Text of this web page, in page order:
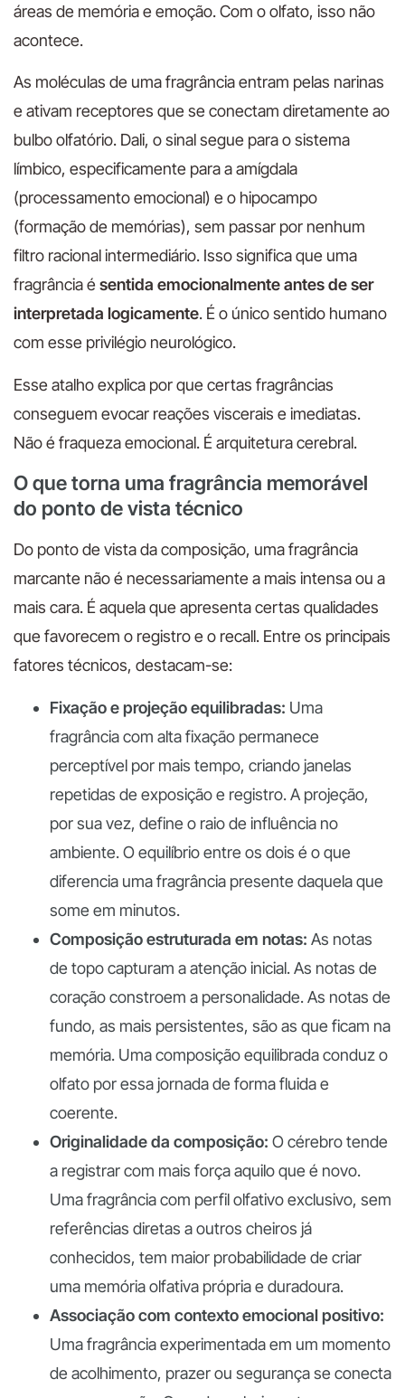
áreas de memória e emoção. Com o olfato, isso não
acontece.
As moléculas de uma fragrância entram pelas narinas
e ativam receptores que se conectam diretamente ao
bulbo olfatório. Dali, o sinal segue para o sistema
límbico, especificamente para a amígdala
(processamento emocional) e o hipocampo
(formação de memórias), sem passar por nenhum
filtro racional intermediário. Isso significa que uma
fragrância é sentida emocionalmente antes de ser
interpretada logicamente. É o único sentido humano
com esse privilégio neurológico.
Esse atalho explica por que certas fragrâncias
conseguem evocar reações viscerais e imediatas.
Não é fraqueza emocional. É arquitetura cerebral.
O que torna uma fragrância memorável
do ponto de vista técnico
Do ponto de vista da composição, uma fragrância
marcante não é necessariamente a mais intensa ou a
mais cara. É aquela que apresenta certas qualidades
que favorecem o registro e o recall. Entre os principais
fatores técnicos, destacam-se:
Fixação e projeção equilibradas: Uma
fragrância com alta fixação permanece
perceptível por mais tempo, criando janelas
repetidas de exposição e registro. A projeção,
por sua vez, define o raio de influência no
ambiente. O equilíbrio entre os dois é o que
diferencia uma fragrância presente daquela que
some em minutos.
Composição estruturada em notas: As notas
de topo capturam a atenção inicial. As notas de
coração constroem a personalidade. As notas de
fundo, as mais persistentes, são as que ficam na
memória. Uma composição equilibrada conduz o
olfato por essa jornada de forma fluida e
coerente.
Originalidade da composição: O cérebro tende
a registrar com mais força aquilo que é novo.
Uma fragrância com perfil olfativo exclusivo, sem
referências diretas a outros cheiros já
conhecidos, tem maior probabilidade de criar
uma memória olfativa própria e duradoura.
Associação com contexto emocional positivo:
Uma fragrância experimentada em um momento
de acolhimento, prazer ou segurança se conecta